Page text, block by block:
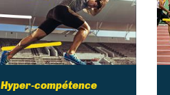
Hyper-compétence